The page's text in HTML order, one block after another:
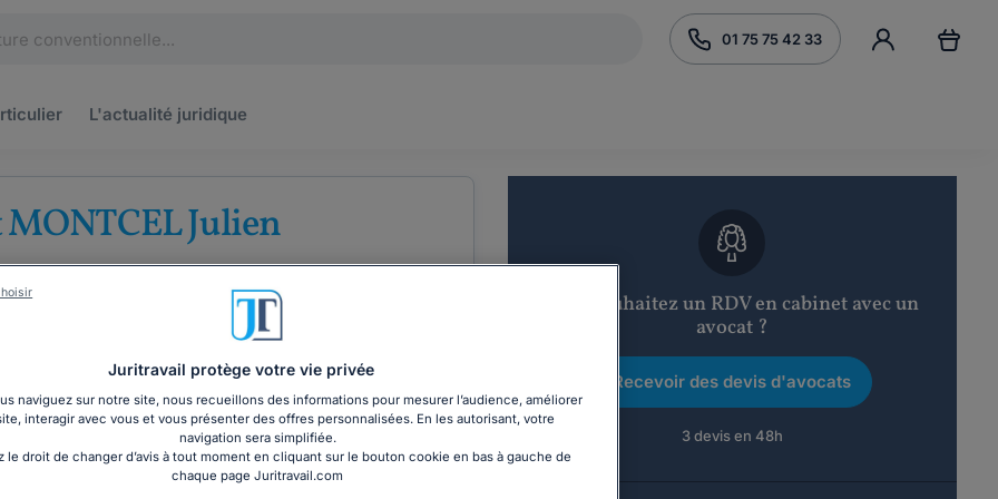
01 75 75 42 33
L'actualité juridique
Julien
au barreau de Seine-Saint-
des entreprises
COORDONNÉES
Vous souhaitez un RDV en cabinet avec un
avocat ?
Recevoir des devis d'avocats
3 devis en 48h
Juritravail protège votre vie privée
naviguez sur notre site, nous recueillons des informations pour mesurer l’audience, améliorer
interagir avec vous et vous présenter des offres personnalisées. En les autorisant, votre
navigation sera simplifiée.
le droit de changer d’avis à tout moment en cliquant sur le bouton cookie en bas à gauche de
chaque page Juritravail.com